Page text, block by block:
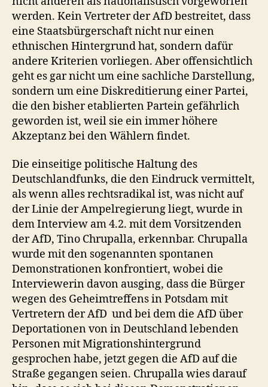
werden. Kein Vertreter der AfD bestreitet, dass
eine Staatsbürgerschaft nicht nur einen
ethnischen Hintergrund hat, sondern dafür
andere Kriterien vorliegen. Aber offensichtlich
geht es gar nicht um eine sachliche Darstellung,
sondern um eine Diskreditierung einer Partei,
die den bisher etablierten Partein gefährlich
geworden ist, weil sie ein immer höhere
Akzeptanz bei den Wählern findet.
Die einseitige politische Haltung des
Deutschlandfunks, die den Eindruck vermittelt,
als wenn alles rechtsradikal ist, was nicht auf
der Linie der Ampelregierung liegt, wurde in
dem Interview am 4.2. mit dem Vorsitzenden
der AfD, Tino Chrupalla, erkennbar. Chrupalla
wurde mit den sogenannten spontanen
Demonstrationen konfrontiert, wobei die
Interviewerin davon ausging, dass die Bürger
wegen des Geheimtreffens in Potsdam mit
Vertretern der AfD und bei dem die AfD über
Deportationen von in Deutschland lebenden
Personen mit Migrationshintergrund
gesprochen habe, jetzt gegen die AfD auf die
Straße gegangen seien. Chrupalla wies darauf